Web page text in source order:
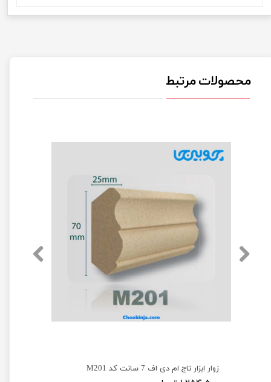
محصولات مرتبط
زوار ابزار تاج ام دی اف 7 سانت کد M201